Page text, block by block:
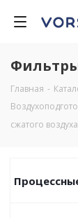
Главная -
сжатого воздуха